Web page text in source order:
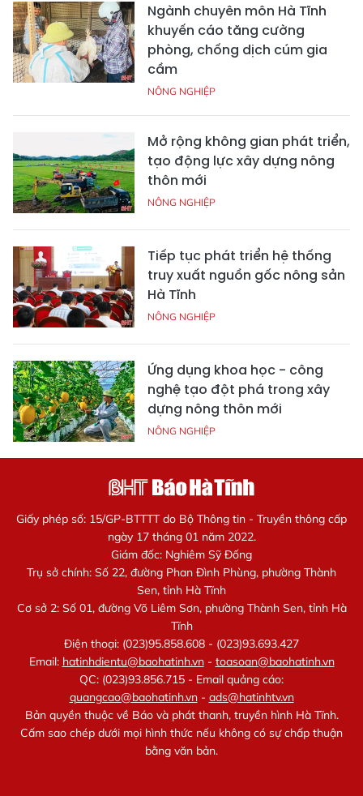
Ngành chuyên môn Hà Tĩnh
khuyến cáo tăng cường
phòng, chống dịch cúm gia
cầm
NÔNG NGHIỆP
Mở rộng không gian phát triển,
tạo động lực xây dựng nông
thôn mới
NÔNG NGHIỆP
Tiếp tục phát triển hệ thống
truy xuất nguồn gốc nông sản
Hà Tĩnh
NÔNG NGHIỆP
Ứng dụng khoa học - công
nghệ tạo đột phá trong xây
dựng nông thôn mới
NÔNG NGHIỆP
Giấy phép số: 15/GP-BTTTT do Bộ Thông tin - Truyền thông cấp
ngày 17 tháng 01 năm 2022.
Giám đốc: Nghiêm Sỹ Đống
Trụ sở chính: Số 22, đường Phan Đình Phùng, phường Thành
Sen, tỉnh Hà Tĩnh
Cơ sở 2: Số 01, đường Võ Liêm Sơn, phường Thành Sen, tỉnh Hà
Tĩnh
Điện thoại: (023)95.858.608 - (023)93.693.427
Email: hatinhdientu@baohatinh.vn- toasoan@baohatinh.vn
QC: (023)93.856.715 - Email quảng cáo:
quangcao@baohatinh.vn- ads@hatinhtv.vn
Bản quyền thuộc về Báo và phát thanh, truyền hình Hà Tĩnh.
Cấm sao chép dưới mọi hình thức nếu không có sự chấp thuận
bằng văn bản.